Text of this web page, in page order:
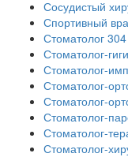
Сосудистый
Спортивный
Стоматолог 304
Стоматолог-
Стоматолог-
Стоматолог-
Стоматолог-
Стоматолог-
Стоматолог-
Стоматолог-